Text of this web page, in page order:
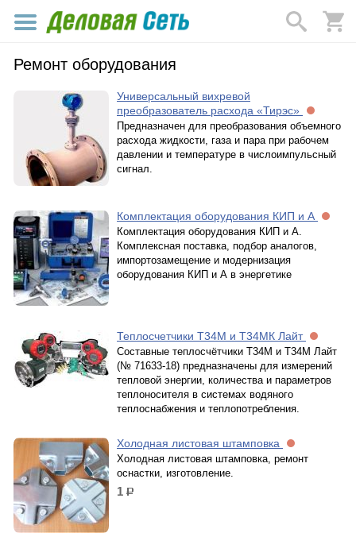
Ремонт оборудования
Универсальный вихревой
преобразователь расхода «Тирэс»
Предназначен для преобразования объемного
расхода жидкости, газа и пара при рабочем
давлении и температуре в числоимпульсный
сигнал.
Комплектация оборудования КИП и А
Комплектация оборудования КИП и А.
Комплексная поставка, подбор аналогов,
импортозамещение и модернизация
оборудования КИП и А в энергетике
Теплосчетчики Т34М и Т34МК Лайт
Составные теплосчётчики Т34М и Т34М Лайт
(№ 71633-18) предназначены для измерений
тепловой энергии, количества и параметров
теплоносителя в системах водяного
теплоcнабжения и теплопотребления.
Холодная листовая штамповка
Холодная листовая штамповка, ремонт
оснастки, изготовление.
1 р.